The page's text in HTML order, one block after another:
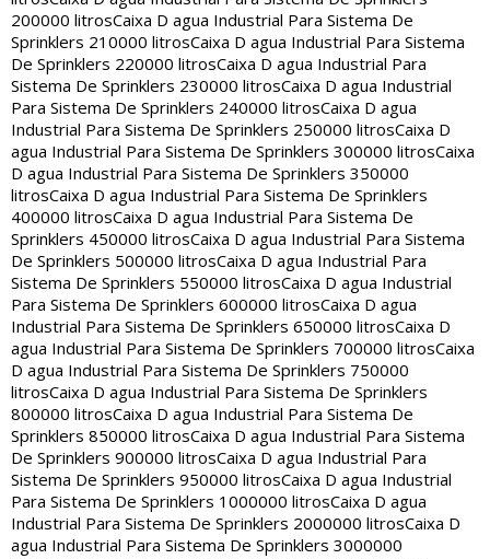
200000 litrosCaixa D agua Industrial Para Sistema De
Sprinklers 210000 litrosCaixa D agua Industrial Para Sistema
De Sprinklers 220000 litrosCaixa D agua Industrial Para
Sistema De Sprinklers 230000 litrosCaixa D agua Industrial
Para Sistema De Sprinklers 240000 litrosCaixa D agua
Industrial Para Sistema De Sprinklers 250000 litrosCaixa D
agua Industrial Para Sistema De Sprinklers 300000 litrosCaixa
D agua Industrial Para Sistema De Sprinklers 350000
litrosCaixa D agua Industrial Para Sistema De Sprinklers
400000 litrosCaixa D agua Industrial Para Sistema De
Sprinklers 450000 litrosCaixa D agua Industrial Para Sistema
De Sprinklers 500000 litrosCaixa D agua Industrial Para
Sistema De Sprinklers 550000 litrosCaixa D agua Industrial
Para Sistema De Sprinklers 600000 litrosCaixa D agua
Industrial Para Sistema De Sprinklers 650000 litrosCaixa D
agua Industrial Para Sistema De Sprinklers 700000 litrosCaixa
D agua Industrial Para Sistema De Sprinklers 750000
litrosCaixa D agua Industrial Para Sistema De Sprinklers
800000 litrosCaixa D agua Industrial Para Sistema De
Sprinklers 850000 litrosCaixa D agua Industrial Para Sistema
De Sprinklers 900000 litrosCaixa D agua Industrial Para
Sistema De Sprinklers 950000 litrosCaixa D agua Industrial
Para Sistema De Sprinklers 1000000 litrosCaixa D agua
Industrial Para Sistema De Sprinklers 2000000 litrosCaixa D
agua Industrial Para Sistema De Sprinklers 3000000